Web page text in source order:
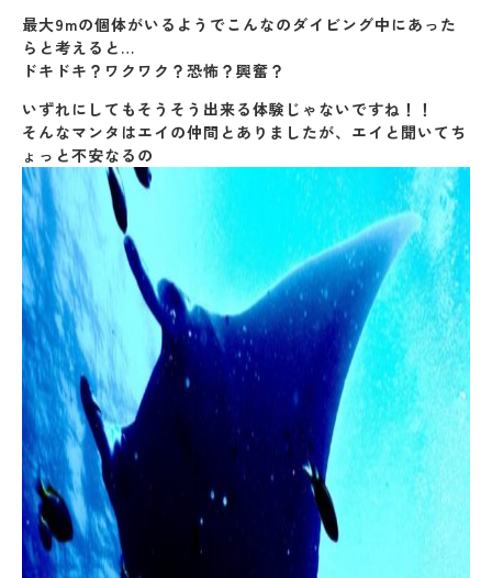
最大9mの個体がいるようでこんなのダイビング中にあった
らと考えると…
ドキドキ？ワクワク？恐怖？興奮？
いずれにしてもそうそう出来る体験じゃないですね！！
そんなマンタはエイの仲間とありましたが、エイと聞いてち
ょっと不安なるの